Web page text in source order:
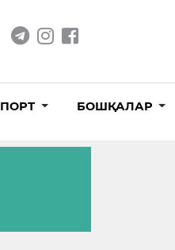
БОШҚАЛАР